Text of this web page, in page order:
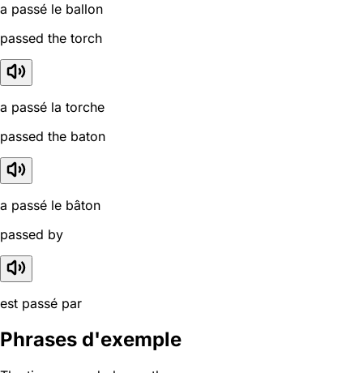
a passé le ballon
passed the torch
a passé la torche
passed the baton
a passé le bâton
passed by
est passé par
Phrases d'exemple